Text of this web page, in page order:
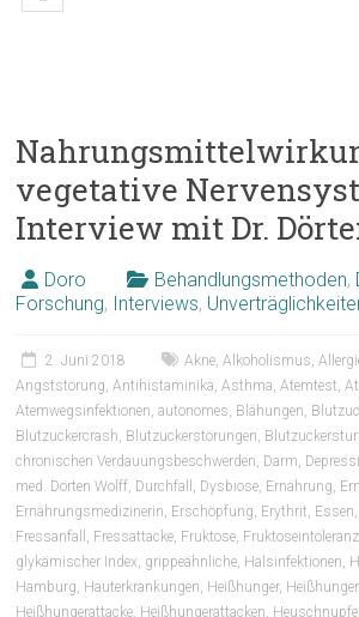
vegetative
Interview mit Dr.
Doro Behandlungsmethoden,
Forschung, Interviews,
2. Juni 2018 Akne,Alkoholismus,
Angststörung,Antihistaminika,Asthma,Atemtest,
Atemwegsinfektionen,autonomes, Blähungen,
Blutzuckercrash, Blutzuckerstörungen,
chronischen Verdauungsbeschwerden, Darm,
med. Dörten Wolff, Durchfall , Dysbiose, Ernährung,
Ernährungsmedizinerin, Erschöpfung, Erythrit, Essen,
Fressanfall , Fressattacke, Fruktose, Fruktoseintoleranz
glykämischer Index, grippeähnliche, Halsinfektionen,
Hamburg, Hauterkrankungen, Heißhunger,
Heißhungerattacke, Heißhungerattacken,